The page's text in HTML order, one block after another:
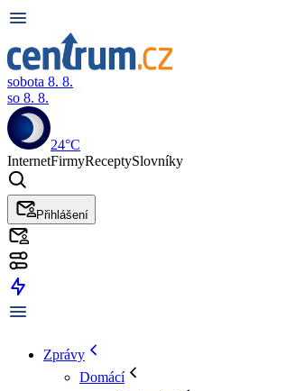
sobota 8. 8.
so 8. 8.
24°C
InternetFirmyReceptySlovníky
Přihlášení
Zprávy
Domácí